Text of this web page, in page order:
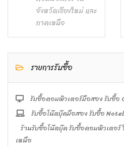
จังหวัดเชียงใหม่ และ
ภาคเหนือ
รายการรับซื้อ
รับซื้อคอมพิวเตอร์มือสอง รับซื้อ
รับซื้อโน๊ตบุ๊คมือสอง รับซื้อ
ร้านรับซื้อโน๊ตบุ๊ค รับซื้อคอมพิวเตอร์
เหนือ